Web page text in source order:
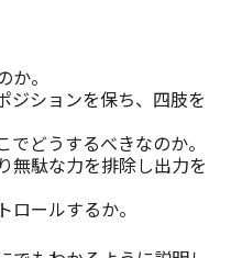
。
ジションを保ち、四肢を
でどうするべきなのか。
無駄な力を排除し出力を
ロールするか。